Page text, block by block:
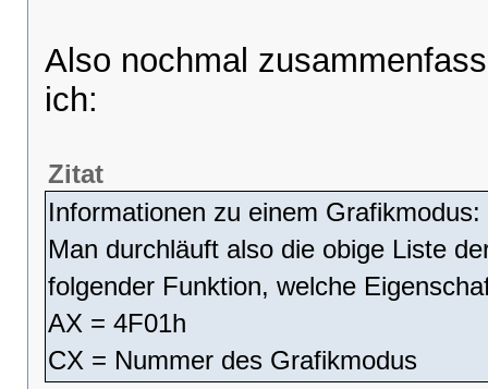
// Sollte es doch weitergehen, probieren wir erneut
jmp _stop
Also nochmal
ich:
Zitat
Informationen zu einem Grafikmodus:
Man durchläuft also die obige Liste
folgender Funktion, welche
AX = 4F01h
CX = Nummer des Grafikmodus